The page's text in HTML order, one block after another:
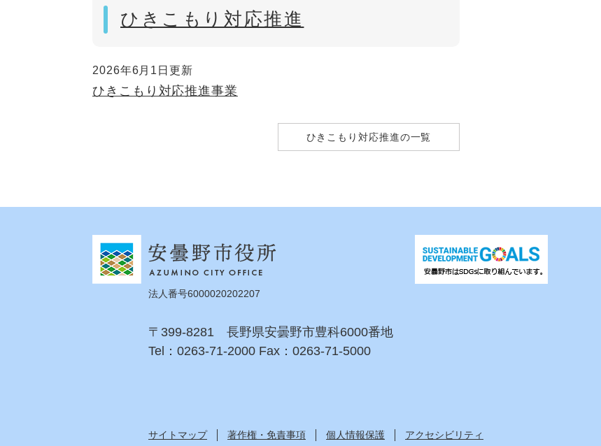
ひきこもり対応推進
2026年6月1日更新
ひきこもり対応推進事業
ひきこもり対応推進の一覧
法人番号6000020202207
〒399-8281 長野県安曇野市豊科6000番地
Tel：0263-71-2000 Fax：0263-71-5000
サイトマップ 著作権・免責事項 個人情報保護 アクセシビリティ